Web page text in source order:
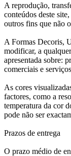
A reprodução,
conteúdos deste
outros fins que não
A Formas Decoris,
modificar, a
apresentada sobre:
comerciais e
As cores
factores, como a
temperatura da cor
pode não ser
Prazos de entrega
O prazo médio de